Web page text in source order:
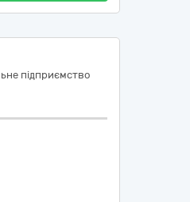
підприємство